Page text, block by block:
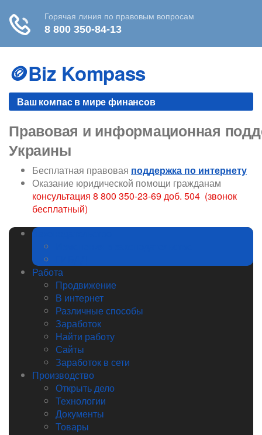
content
🪙Biz Kompass
Ваш компас в мире финансов
Правовая и информационная
Украины
Бесплатная правовая поддержка по интернету
Оказание юридической помощи гражданам
консультация 8 800 350-23-69 доб. 504 (звонок
бесплатный)
Законодательство
Работа
Продвижение
В интернет
Различные способы
Заработок
Найти работу
Сайты
Заработок в сети
Производство
Открыть дело
Технологии
Документы
Товары